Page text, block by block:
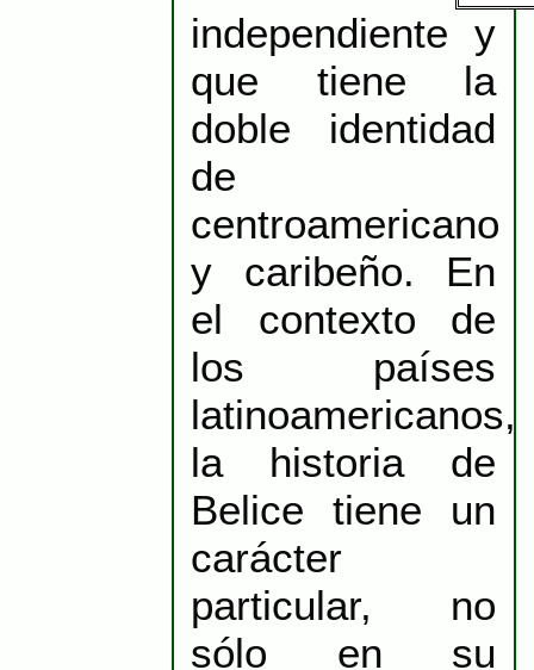
independiente y
que tiene la
doble identidad
de
centroamericano
y caribeño. En
el contexto de
los países
latinoamericanos,
la historia de
Belice tiene un
carácter
particular, no
sólo en su